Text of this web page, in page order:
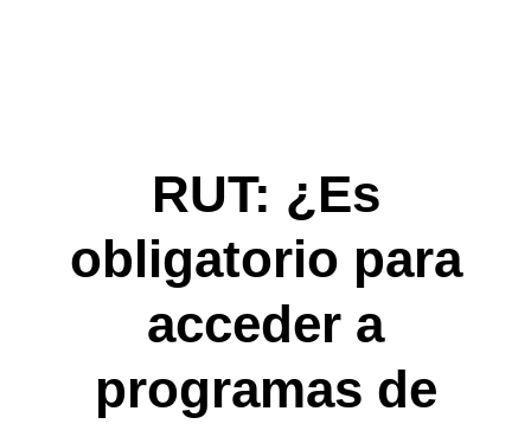
RUT: ¿Es
obligatorio para
acceder a
programas de